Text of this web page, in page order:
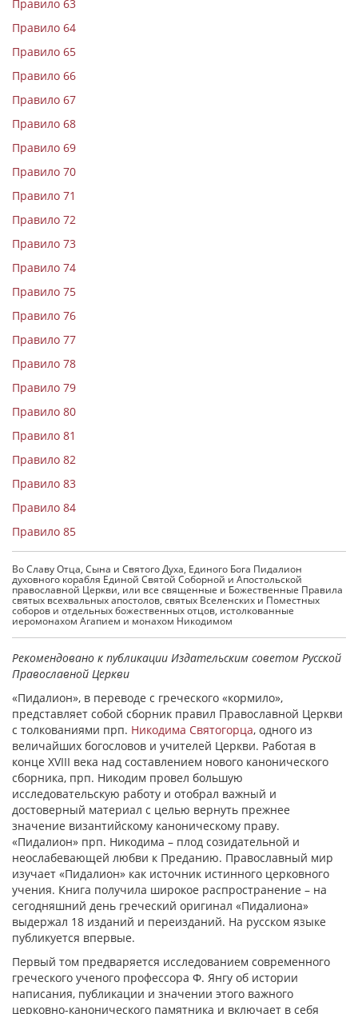
Правило 63
Правило 64
Правило 65
Правило 66
Правило 67
Правило 68
Правило 69
Правило 70
Правило 71
Правило 72
Правило 73
Правило 74
Правило 75
Правило 76
Правило 77
Правило 78
Правило 79
Правило 80
Правило 81
Правило 82
Правило 83
Правило 84
Правило 85
Во Славу Отца, Сына и Святого Духа, Единого Бога Пидалион
духовного корабля Единой Святой Соборной и Апостольской
православной Церкви, или все священные и Божественные Правила
святых всехвальных апостолов, святых Вселенских и Поместных
соборов и отдельных божественных отцов, истолкованные
иеромонахом Агапием и монахом Никодимом
Рекомендовано к публикации Издательским советом Русской
Православной Церкви
«Пидалион», в переводе с греческого «кормило»,
представляет собой сборник правил Православной Церкви
с толкованиями прп. Никодима Святогорца, одного из
величайших богословов и учителей Церкви. Работая в
конце XVIII века над составлением нового канонического
сборника, прп. Никодим провел большую
исследовательскую работу и отобрал важный и
достоверный материал с целью вернуть прежнее
значение византийскому каноническому праву.
«Пидалион» прп. Никодима – плод созидательной и
неослабевающей любви к Преданию. Православный мир
изучает «Пидалион» как источник истинного церковного
учения. Книга получила широкое распространение – на
сегодняшний день греческий оригинал «Пидалиона»
выдержал 18 изданий и переизданий. На русском языке
публикуется впервые.
Первый том предваряется исследованием современного
греческого ученого профессора Ф. Янгу об истории
написания, публикации и значении этого важного
церковно-канонического памятника и включает в себя